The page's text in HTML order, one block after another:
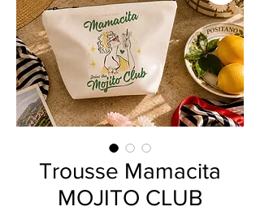
Trousse Mamacita
MOJITO CLUB